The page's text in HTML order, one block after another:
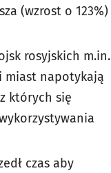
(wzrost o 123%)
rosyjskich m.in.
miast napotykają
których się
czas aby